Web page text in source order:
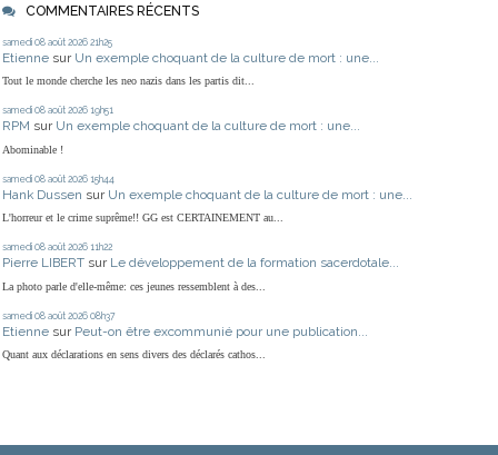
COMMENTAIRES RÉCENTS
samedi 08 août 2026 21h25
Etienne sur Un exemple choquant de la culture de mort : une...
Tout le monde cherche les neo nazis dans les partis dit...
samedi 08 août 2026 19h51
RPM sur Un exemple choquant de la culture de mort : une...
Abominable !
samedi 08 août 2026 15h44
Hank Dussen sur Un exemple choquant de la culture de mort : une...
L'horreur et le crime suprême!! GG est CERTAINEMENT au...
samedi 08 août 2026 11h22
Pierre LIBERT sur Le développement de la formation sacerdotale...
La photo parle d'elle-même: ces jeunes ressemblent à des...
samedi 08 août 2026 08h37
Etienne sur Peut-on être excommunié pour une publication...
Quant aux déclarations en sens divers des déclarés cathos...